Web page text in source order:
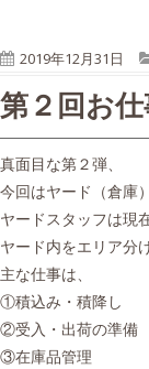
P
b
l
i
s
o
n
2019年12月31日
第２回お
真面目な第２弾、
今回はヤード（倉庫
ヤードスタッフは現
ヤード内をエリア分
主な仕事は、
①積込み・積降し
②受入・出荷の準備
③在庫品管理